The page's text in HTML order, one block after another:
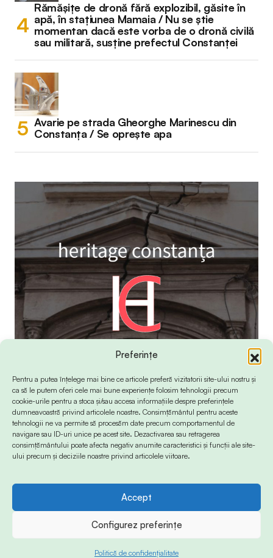
Preferințe
Pentru a putea înțelege mai bine ce articole preferă vizitatorii site-ului nostru și
ca să le putem oferi cele mai bune experiențe folosim tehnologii precum
cookie-urile pentru a stoca și/sau accesa informațiile despre preferințele
dumneavoastră privind articolele noastre. Consimțământul pentru aceste
tehnologii ne va permite să procesăm date precum comportamentul de
navigare sau ID-uri unice pe acest site. Dezactivarea sau retragerea
consimțământului poate afecta negativ anumite caracteristici și funcții ale site-
ului precum și deciziile noastre privind articolele viitoare.
Accept
Configurez preferințe
Politică de confidențialitate
Rămășițe de dronă fără explozibil, găsite în
apă, în stațiunea Mamaia / Nu se știe
momentan dacă este vorba de o dronă civilă
sau militară, susține prefectul Constanței
Avarie pe strada Gheorghe Marinescu din
Constanța / Se oprește apa
© 2024 Info-Sud-Est. All Rights Reserved.